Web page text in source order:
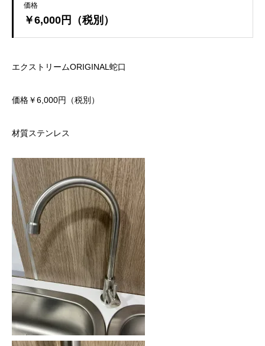
価格
￥6,000円（税別）
エクストリームORIGINAL蛇口
価格￥6,000円（税別）
材質ステンレス